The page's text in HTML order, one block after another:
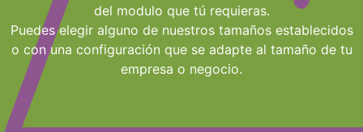
del modulo que tú requieras.
Puedes elegir alguno de nuestros tamaños establecidos
o con una configuración que se adapte al tamaño de tu
empresa o negocio.